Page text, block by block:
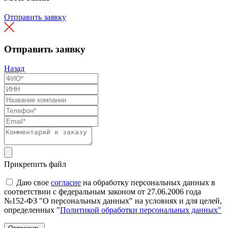
Отправить заявку
Отправить заявку
Назад
Прикрепить файл
Даю свое согласие на обработку персональных данных в
соответствии с федеральным законом от 27.06.2006 года
№152-ФЗ "О персональных данных" на условиях и для целей,
определенных "Политикой обработки персональных данных"